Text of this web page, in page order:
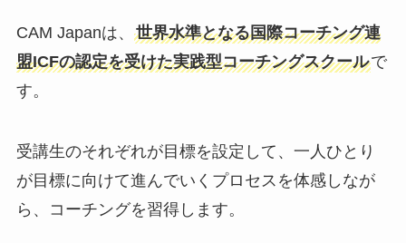
CAM Japanは、 世界水準となる国際コーチング連
盟ICFの認定を受けた実践型コーチングスクールで
す。
受講生のそれぞれが目標を設定して、一人ひとり
が目標に向けて進んでいくプロセスを体感しなが
ら、コーチングを習得します。